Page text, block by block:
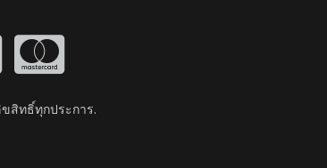
ขสิทธิ์ทุกประการ.